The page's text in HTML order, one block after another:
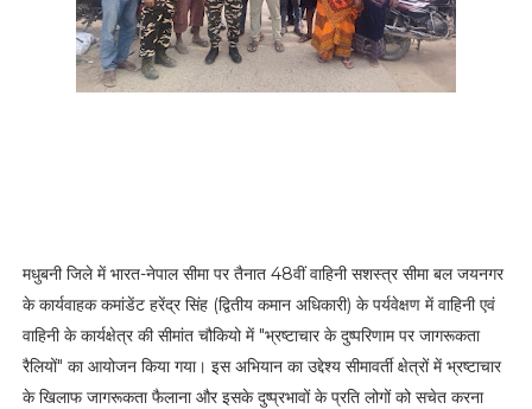
मधुबनी जिले में भारत-नेपाल सीमा पर तैनात 48वीं वाहिनी सशस्त्र सीमा बल जयनगर
के कार्यवाहक कमांडेंट हरेंद्र सिंह (द्वितीय कमान अधिकारी) के पर्यवेक्षण में वाहिनी एवं
वाहिनी के कार्यक्षेत्र की सीमांत चौकियो में "भ्रष्टाचार के दुष्परिणाम पर जागरूकता
रैलियों" का आयोजन किया गया। इस अभियान का उद्देश्य सीमावर्ती क्षेत्रों में भ्रष्टाचार
के खिलाफ जागरूकता फैलाना और इसके दुष्प्रभावों के प्रति लोगों को सचेत करना